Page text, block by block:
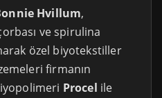
Hvillum,
ve spirulina
özel biyotekstiller
firmanın
Procel ile